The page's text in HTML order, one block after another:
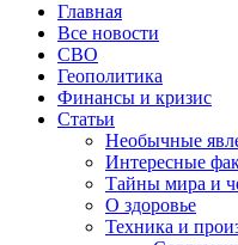
Главная
Все новости
СВО
Геополитика
Финансы и кризис
Статьи
Необычные
Интересные
Тайны мира и
О здоровье
Техника и